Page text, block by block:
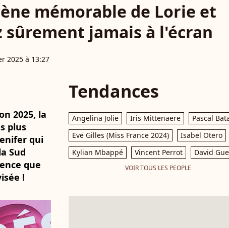
mémorable de Lorie et
sûrement jamais à l'écran
2025 à 13:27
2025, la
plus
qui
Sud
que
!
Tendances
Angelina Jolie Iris Mittenaere
Pascal
Eve Gilles (Miss France 2024)
Isabel Otero
Kylian Mbappé
Vincent Perrot David
VOIR TOUS LES PEOPLE